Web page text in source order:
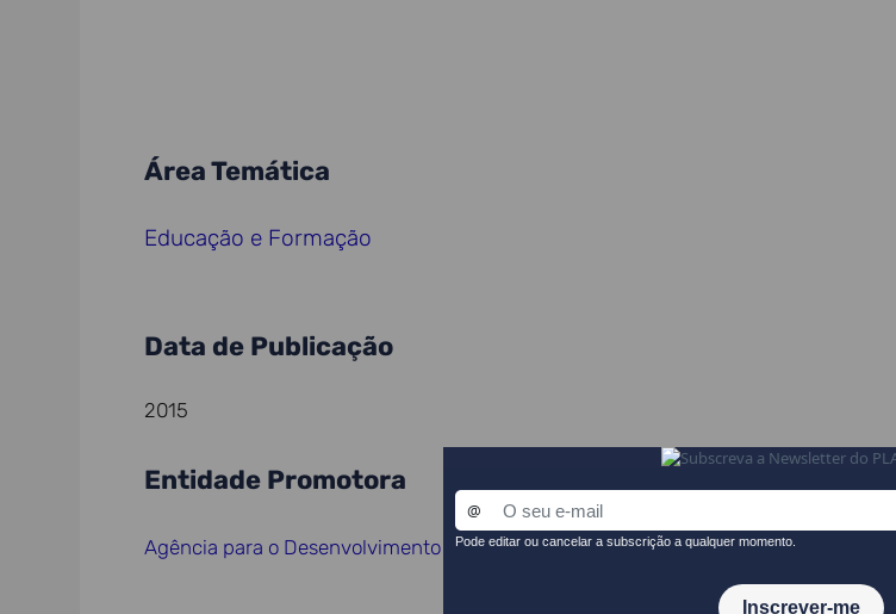
Área Temática
Educação e Formação
Data de Publicação
2015
Entidade Promotora
Agência para o Desenvolvimento e Coesão (AD&C)